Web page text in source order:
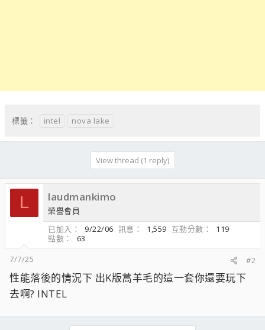
標籤： intel nova lake
View thread (1 reply)
L laudmankimo
榮譽會員
已加入
9/22/06 訊息 1,559 互動分數
119
點數
63
7/7/25
#2
性能落後的情況下 出K版蒿羊毛的這一套你還要玩下
去啊? INTEL